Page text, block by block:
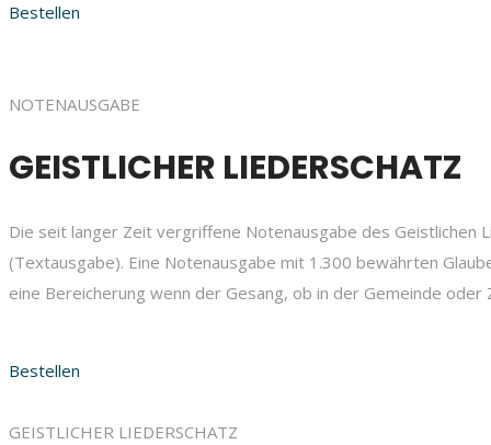
Bestellen
NOTENAUSGABE
GEISTLICHER LIEDERSCHATZ
Die seit langer Zeit vergriffene Notenausgabe des Geistlichen
(Textausgabe). Eine Notenausgabe mit 1.300 bewährten
eine Bereicherung wenn der Gesang, ob in der Gemeinde
Bestellen
GEISTLICHER LIEDERSCHATZ